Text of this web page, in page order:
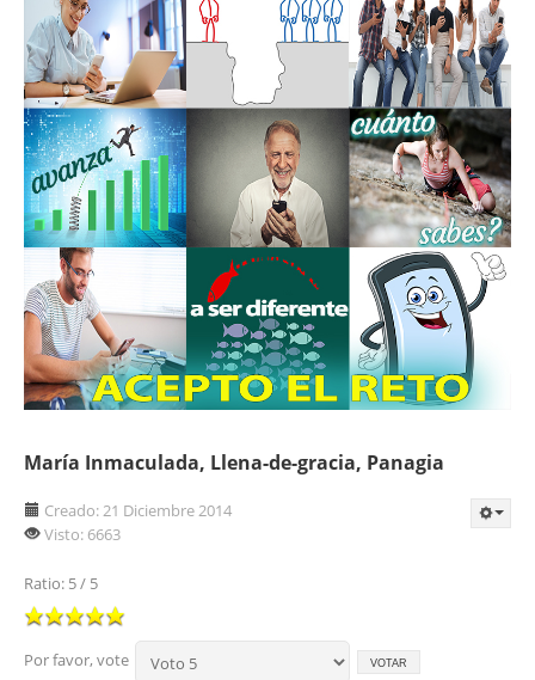
María Inmaculada, Llena-de-gracia, Panagia
Creado: 21 Diciembre 2014
Visto: 6663
Ratio: 5/ 5
Por favor, vote